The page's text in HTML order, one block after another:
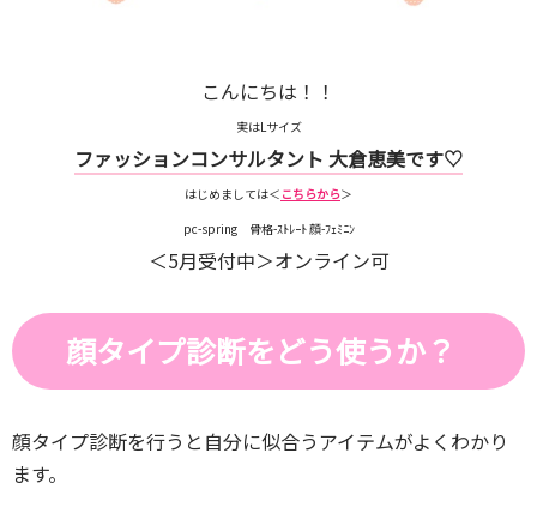
こんにちは！！
実はLサイズ
ファッションコンサルタント 大倉恵美です♡
はじめましては＜ こちらから＞
pc-spring 骨格-ｽﾄﾚｰﾄ 顔-ﾌｪﾐﾆﾝ
＜5月受付中＞オンライン可
顔タイプ診断をどう使うか？
顔タイプ診断を行うと自分に似合うアイテムがよくわかり
ます。